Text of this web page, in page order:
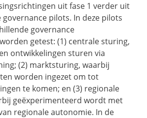
uit fase 1 verder uit
pilots. In deze pilots
governance
getest: (1) centrale sturing,
ontwikkelingen sturen via
(2) marktsturing, waarbij
worden ingezet om tot
te komen; en (3) regionale
geëxperimenteerd wordt met
regionale autonomie. In de